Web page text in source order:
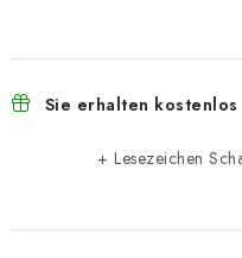
Sie erhalten kostenlos
+ Lesezeichen